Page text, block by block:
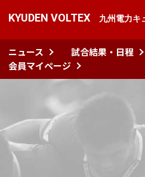
KYUDEN VOLTEX 九州電力キ
ニュース 試合結果・日程
会員マイページ